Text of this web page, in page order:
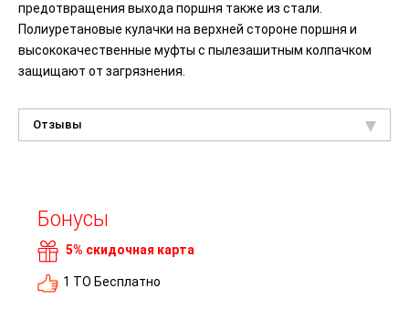
предотвращения выхода поршня также из стали.
Полиуретановые кулачки на верхней стороне поршня и
высококачественные муфты с пылезашитным колпачком
защищают от загрязнения.
Отзывы
Бонусы
5% скидочная карта
1 ТО Бесплатно